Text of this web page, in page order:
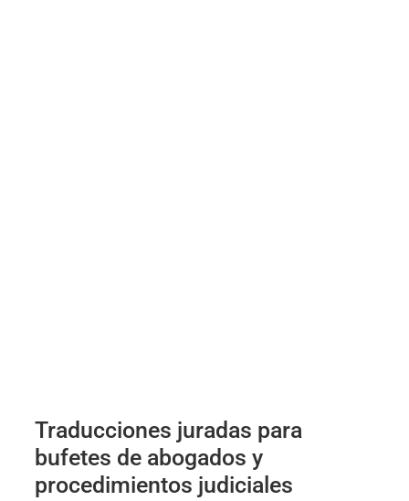
Traducciones juradas para
bufetes de abogados y
procedimientos judiciales